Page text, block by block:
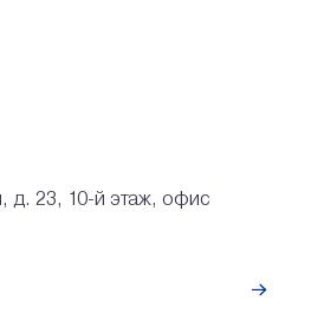
д. 23, 10-й этаж, офис